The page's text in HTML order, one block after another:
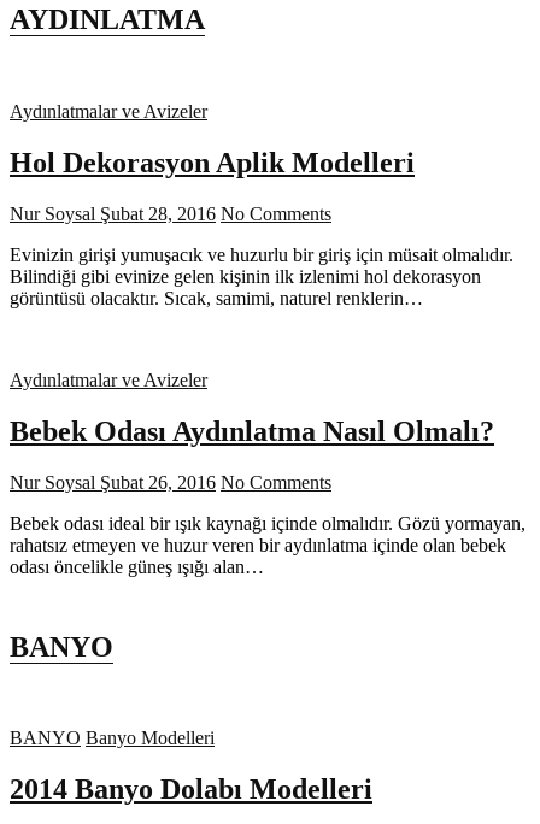
AYDINLATMA
Aydınlatmalar ve Avizeler
Hol Dekorasyon Aplik Modelleri
Nur Soysal Şubat 28, 2016 No Comments
Evinizin girişi yumuşacık ve huzurlu bir giriş için müsait olmalıdır.
Bilindiği gibi evinize gelen kişinin ilk izlenimi hol dekorasyon
görüntüsü olacaktır. Sıcak, samimi, naturel renklerin…
Aydınlatmalar ve Avizeler
Bebek Odası Aydınlatma Nasıl Olmalı?
Nur Soysal Şubat 26, 2016 No Comments
Bebek odası ideal bir ışık kaynağı içinde olmalıdır. Gözü yormayan,
rahatsız etmeyen ve huzur veren bir aydınlatma içinde olan bebek
odası öncelikle güneş ışığı alan…
BANYO
BANYO Banyo Modelleri
2014 Banyo Dolabı Modelleri